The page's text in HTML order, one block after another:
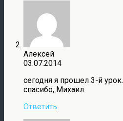
Алексей
03.07.2014
сегодня я прошел 3-й урок.
спасибо, Михаил
Ответить